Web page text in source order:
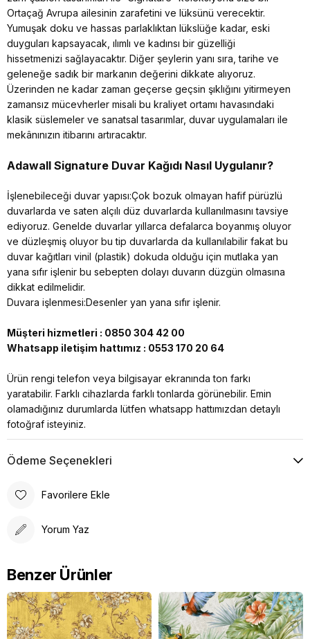
Ortaçağ Avrupa ailesinin zarafetini ve lüksünü verecektir.
Yumuşak doku ve hassas parlaklıktan lükslüğe kadar, eski
duyguları kapsayacak, ılımlı ve kadınsı bir güzelliği
hissetmenizi sağlayacaktır. Diğer şeylerin yanı sıra, tarihe ve
geleneğe sadık bir markanın değerini dikkate alıyoruz.
Üzerinden ne kadar zaman geçerse geçsin şıklığını yitirmeyen
zamansız mücevherler misali bu kraliyet ortamı havasındaki
klasik süslemeler ve sanatsal tasarımlar, duvar uygulamaları ile
mekânınızın itibarını artıracaktır.
Adawall Signature Duvar Kağıdı Nasıl Uygulanır?
İşlenebileceği duvar yapısı:Çok bozuk olmayan hafif pürüzlü
duvarlarda ve saten alçılı düz duvarlarda kullanılmasını tavsiye
ediyoruz. Genelde duvarlar yıllarca defalarca boyanmış oluyor
ve düzleşmiş oluyor bu tip duvarlarda da kullanılabilir fakat bu
duvar kağıtları vinil (plastik) dokuda olduğu için mutlaka yan
yana sıfır işlenir bu sebepten dolayı duvarın düzgün olmasına
dikkat edilmelidir.
Duvara işlenmesi:Desenler yan yana sıfır işlenir.
Müşteri hizmetleri : 0850 304 42 00
Whatsapp iletişim hattımız : 0553 170 20 64
Ürün rengi telefon veya bilgisayar ekranında ton farkı
yaratabilir. Farklı cihazlarda farklı tonlarda görünebilir. Emin
olamadığınız durumlarda lütfen whatsapp hattımızdan detaylı
fotoğraf isteyiniz.
Ödeme Seçenekleri
Favorilere Ekle
Yorum Yaz
Benzer Ürünler